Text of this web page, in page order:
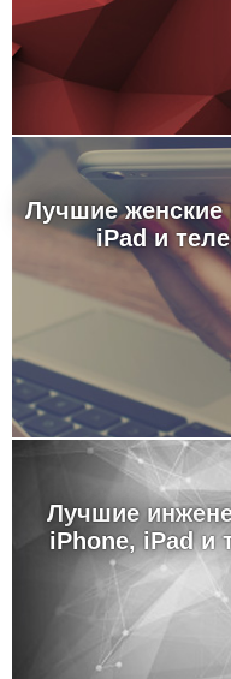
Лучшие
iPad и
Лучшие
iPhone, iPad и